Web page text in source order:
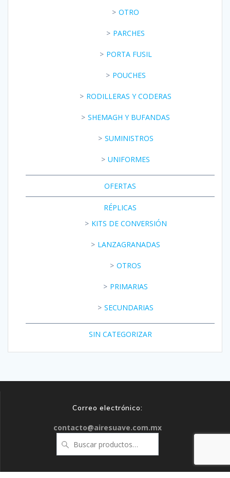
OTRO
PARCHES
PORTA FUSIL
POUCHES
RODILLERAS Y CODERAS
SHEMAGH Y BUFANDAS
SUMINISTROS
UNIFORMES
OFERTAS
RÉPLICAS
KITS DE CONVERSIÓN
LANZAGRANADAS
OTROS
PRIMARIAS
SECUNDARIAS
SIN CATEGORIZAR
Correo electrónico:
contacto@airesuave.com.mx
por: